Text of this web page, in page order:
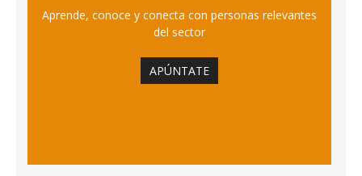
Aprende, conoce y conecta con personas relevantes
del sector
APÚNTATE